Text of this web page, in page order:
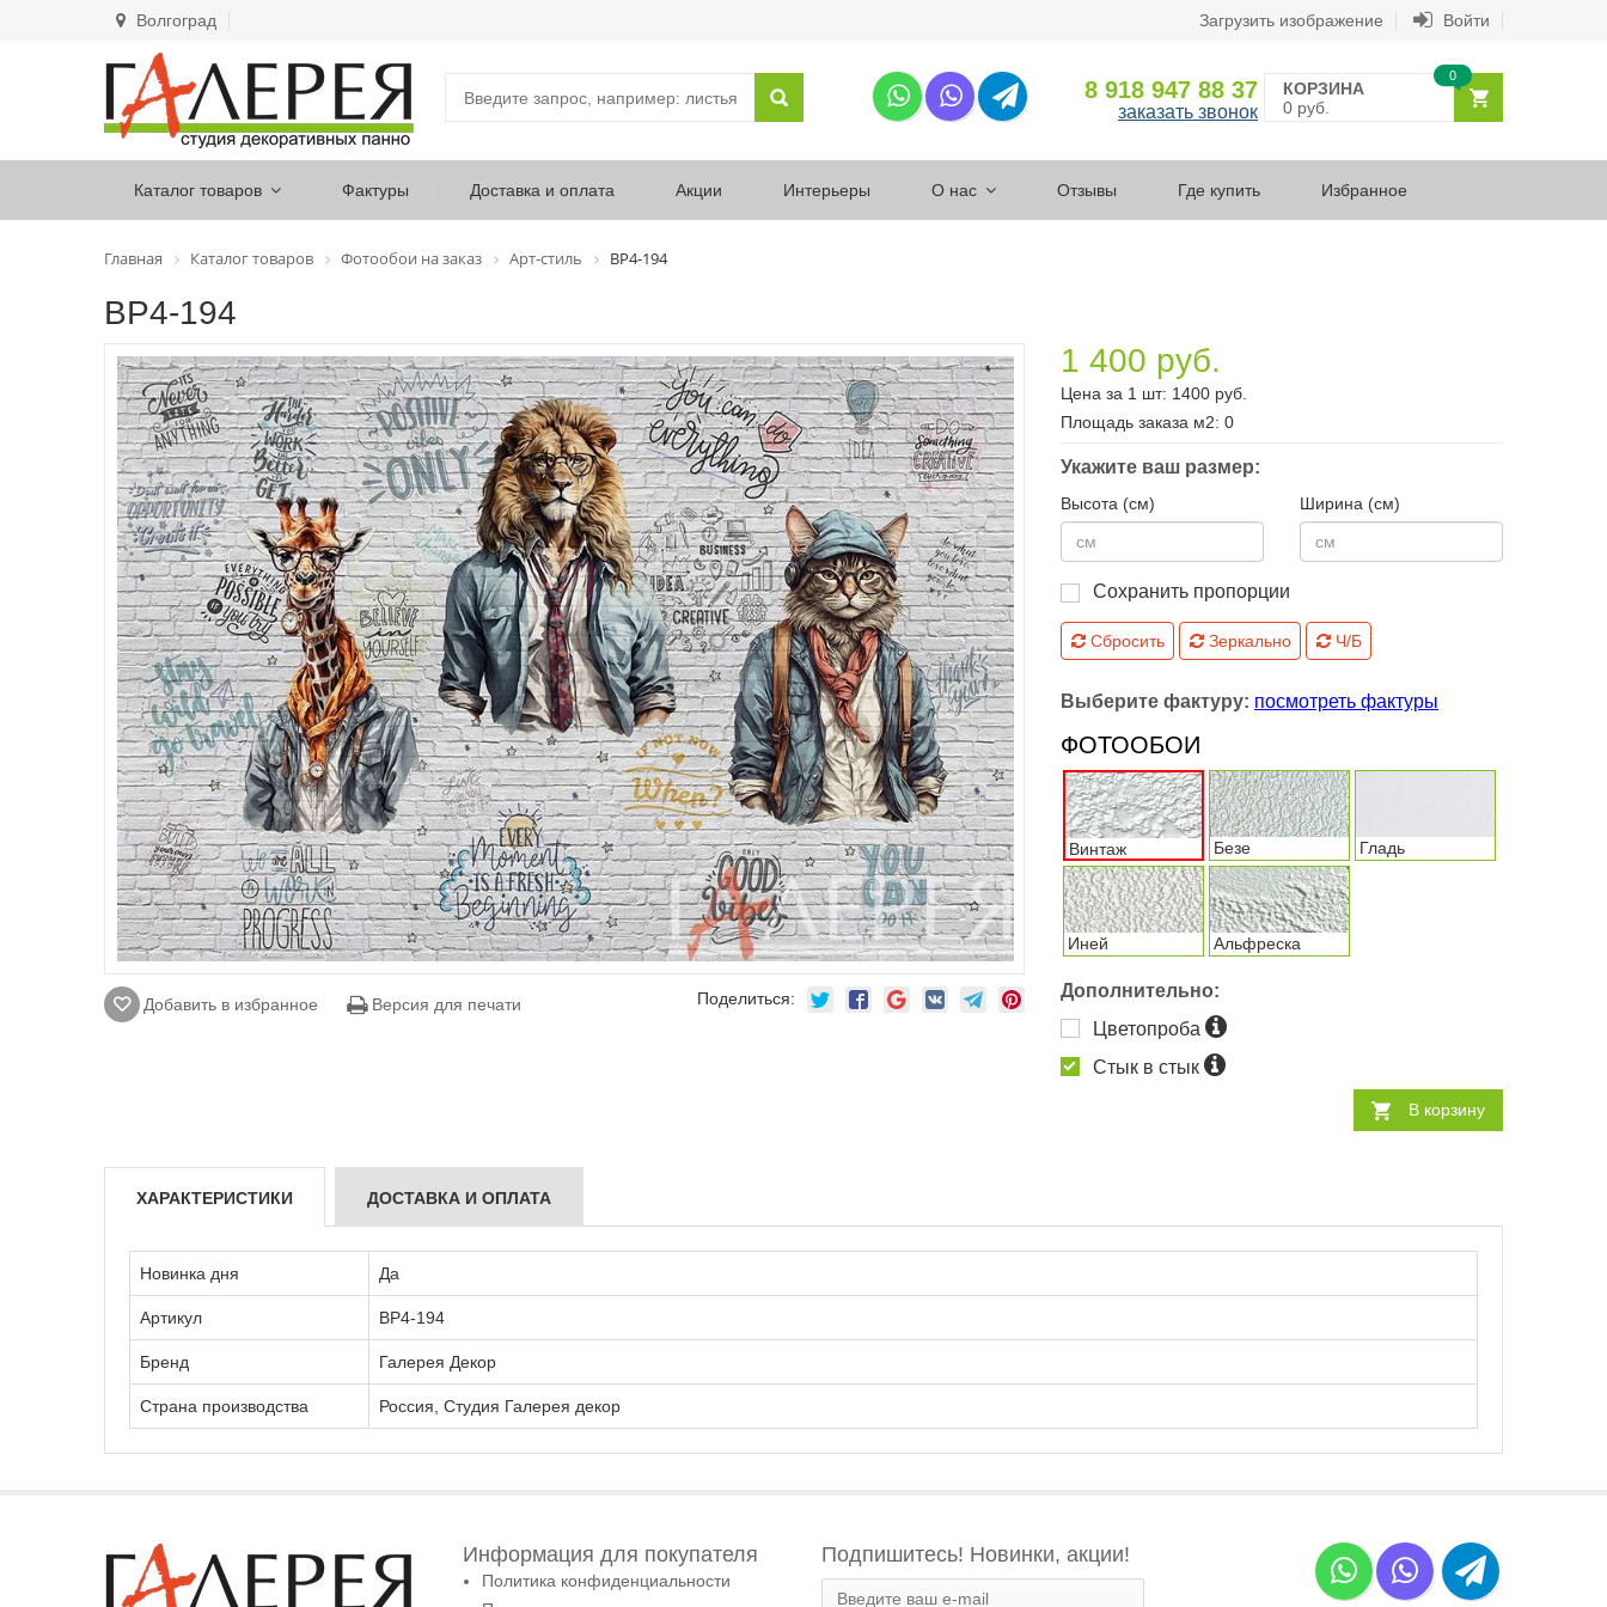
Волгоград Загрузить изображение Войти
8 918 947 88 37
заказать звонок
КОРЗИНА
0 руб.
0
Каталог товаров Фактуры Доставка и оплата Акции Интерьеры О нас Отзывы Где купить Избранное
Главная Каталог товаров Фотообои на заказ Арт-стиль ВР4-194
ВР4-194
Добавить в избранное Версия для печати Поделиться:
1 400 руб.
Цена за 1 шт: 1400 руб.
Площадь заказа м2: 0
Укажите ваш размер:
Высота (см) Ширина (см)
Сохранить пропорции
Сбросить Зеркально Ч/Б
Выберите фактуру: посмотреть фактуры
ФОТООБОИ
Винтаж Безе Гладь
Иней Альфреска
Дополнительно:
Цветопроба
Стык в стык
В корзину
ХАРАКТЕРИСТИКИ ДОСТАВКА И ОПЛАТА
Новинка дня Да
Артикул ВР4-194
Бренд Галерея Декор
Страна производства Россия, Студия Галерея декор
Информация для покупателя
Политика конфиденциальности
Подпишитесь! Новинки, акции!